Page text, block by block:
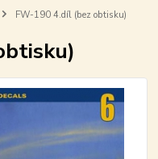
FW-190 4.díl (bez obtisku)